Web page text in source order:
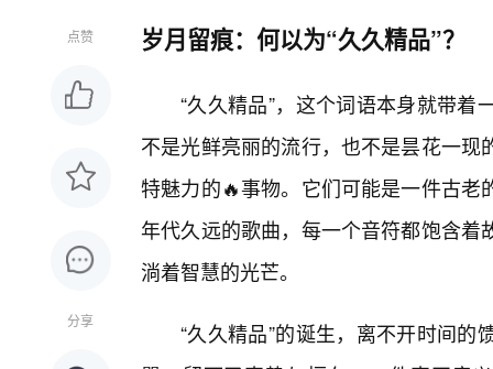
点赞
分享
岁月留痕：何以为“久久精品”？
“久久精品”，这个词语本身就带
不是光鲜亮丽的流行，也不是昙花一
特魅力的🔥事物。它们可能是一件古
年代久远的歌曲，每一个音符都饱含
淌着智慧的光芒。
“久久精品”的诞生，离不开时间